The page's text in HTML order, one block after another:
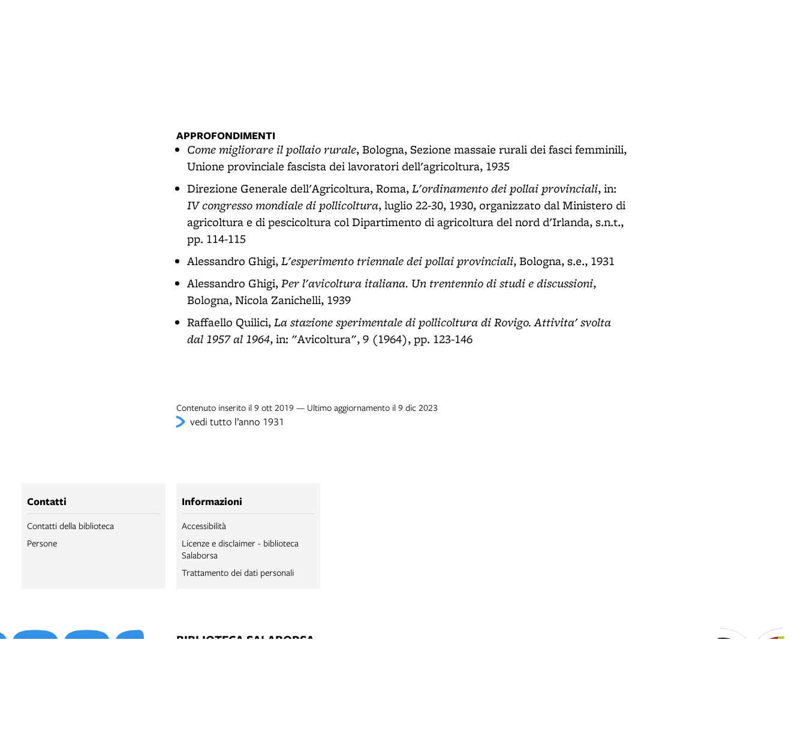
APPROFONDIMENTI
Come migliorare il pollaio rurale, Bologna, Sezione massaie rurali dei fasci femminili,
Unione provinciale fascista dei lavoratori dell'agricoltura, 1935
Direzione Generale dell'Agricoltura, Roma,L'ordinamento dei pollai provinciali, in:
IV congresso mondiale di pollicoltura, luglio 22-30, 1930, organizzato dal Ministero di
agricoltura e di pescicoltura col Dipartimento di agricoltura del nord d'Irlanda, s.n.t.,
pp. 114-115
Alessandro Ghigi,L'esperimento triennale dei pollai provinciali, Bologna, s.e., 1931
Alessandro Ghigi,Per l'avicoltura italiana. Un trentennio di studi e discussioni,
Bologna, Nicola Zanichelli, 1939
Raffaello Quilici,La stazione sperimentale di pollicoltura di Rovigo. Attivita' svolta
dal 1957 al 1964, in: "Avicoltura", 9 (1964), pp. 123-146
Contenuto inserito il 9 ott 2019 — Ultimo aggiornamento il 9 dic 2023
vedi tutto l’anno 1931
Contatti
Contatti della biblioteca
Persone
Informazioni
Accessibilità
Licenze e disclaimer - biblioteca
Salaborsa
Trattamento dei dati personali
BIBLIOTECA SALABORSA